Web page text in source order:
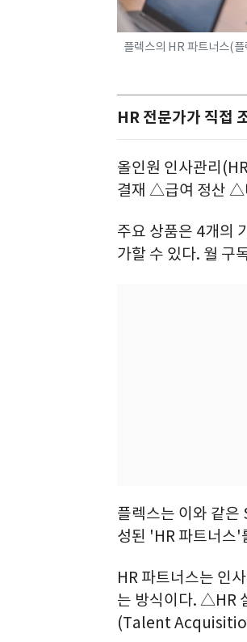
플렉스의 HR 파트너스(플
HR 전문가가 직접
올인원 인사관리
결재 △급여 정산 △
주요 상품은 4개의
가할 수 있다. 월 구
플렉스는 이와 같은
성된 'HR 파트너스'
HR 파트너스는 인
는 방식이다. △HR
(Talent